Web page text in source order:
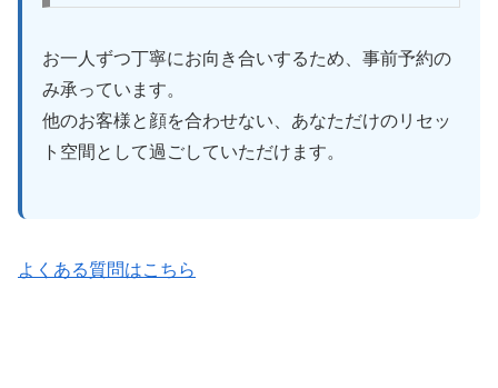
お一人ずつ丁寧にお向き合いするため、事前予約の
み承っています。
他のお客様と顔を合わせない、あなただけのリセッ
ト空間として過ごしていただけます。
よくある質問はこちら